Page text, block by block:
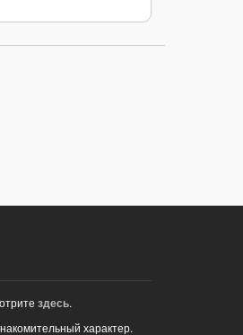
здесь.
характер.